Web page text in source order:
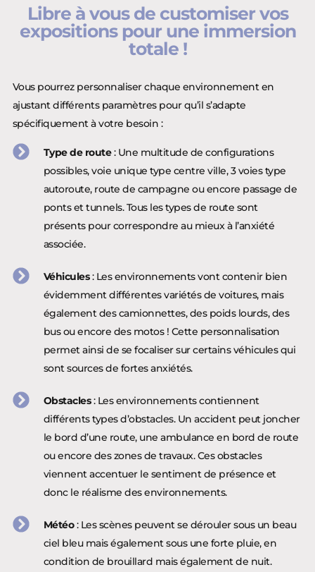
Libre à vous de customiser vos
expositions pour une immersion
totale !
Vous pourrez personnaliser chaque environnement en
ajustant différents paramètres pour qu’il s’adapte
spécifiquement à votre besoin :
Type de route: Une multitude de configurations
possibles, voie unique type centre ville, 3 voies type
autoroute, route de campagne ou encore passage de
ponts et tunnels. Tous les types de route sont
présents pour correspondre au mieux à l’anxiété
associée.
Véhicules: Les environnements vont contenir bien
évidemment différentes variétés de voitures, mais
également des camionnettes, des poids lourds, des
bus ou encore des motos ! Cette personnalisation
permet ainsi de se focaliser sur certains véhicules qui
sont sources de fortes anxiétés.
Obstacles: Les environnements contiennent
différents types d’obstacles. Un accident peut joncher
le bord d’une route, une ambulance en bord de route
ou encore des zones de travaux. Ces obstacles
viennent accentuer le sentiment de présence et
donc le réalisme des environnements.
Météo: Les scènes peuvent se dérouler sous un beau
ciel bleu mais également sous une forte pluie, en
condition de brouillard mais également de nuit.